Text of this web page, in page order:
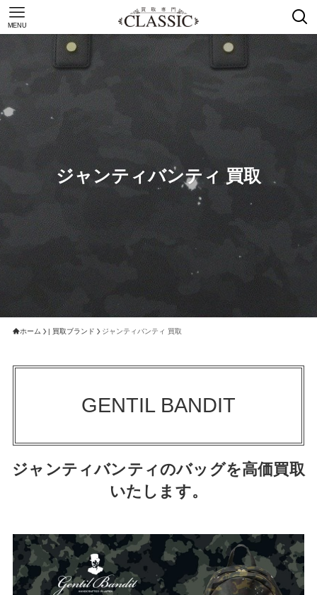
MENU
ジャンティバンティ 買取
ホーム | 買取ブランド ジャンティバンティ 買取
GENTIL BANDIT
ジャンティバンティのバッグを高価買取
いたします。